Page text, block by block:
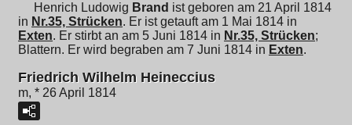
Henrich Ludowig Brand ist geboren am 21 April 1814
in Nr.35, Strücken. Er ist getauft am 1 Mai 1814 in
Exten. Er stirbt an am 5 Juni 1814 in Nr.35, Strücken;
Blattern. Er wird begraben am 7 Juni 1814 in Exten.
Friedrich Wilhelm Heineccius
m, * 26 April 1814